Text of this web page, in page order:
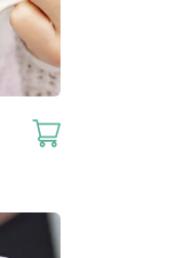
This
multiple